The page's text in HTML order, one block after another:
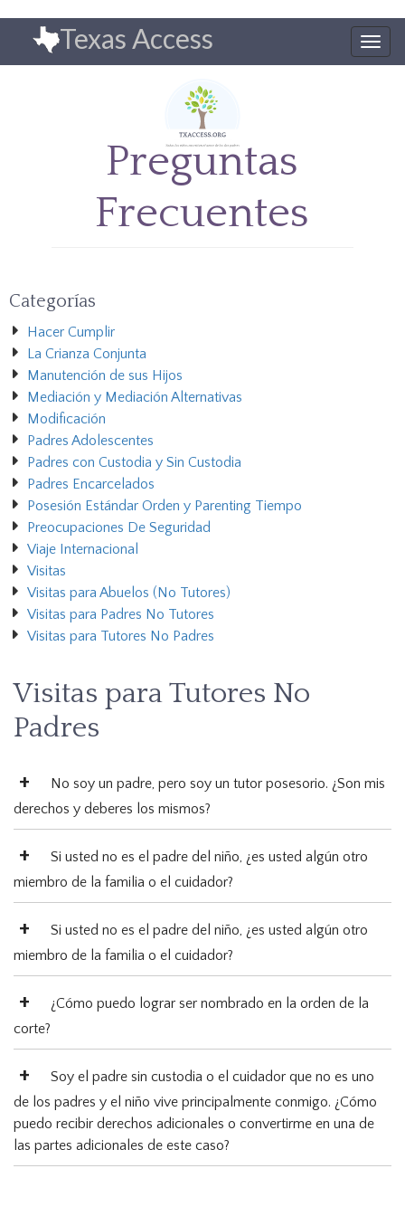
contenido
principal
Texas Access
Preguntas
Frecuentes
Categorías
Hacer Cumplir
La Crianza Conjunta
Manutención de sus Hijos
Mediación y Mediación Alternativas
Modificación
Padres Adolescentes
Padres con Custodia y Sin Custodia
Padres Encarcelados
Posesión Estándar Orden y Parenting Tiempo
Preocupaciones De Seguridad
Viaje Internacional
Visitas
Visitas para Abuelos (No Tutores)
Visitas para Padres No Tutores
Visitas para Tutores No Padres
Visitas para Tutores No
Padres
No soy un padre, pero soy un tutor posesorio. ¿Son mis
derechos y deberes los mismos?
Si usted no es el padre del niño, ¿es usted algún otro
miembro de la familia o el cuidador?
Si usted no es el padre del niño, ¿es usted algún otro
miembro de la familia o el cuidador?
¿Cómo puedo lograr ser nombrado en la orden de la
corte?
Soy el padre sin custodia o el cuidador que no es uno
de los padres y el niño vive principalmente conmigo. ¿Cómo
puedo recibir derechos adicionales o convertirme en una de
las partes adicionales de este caso?